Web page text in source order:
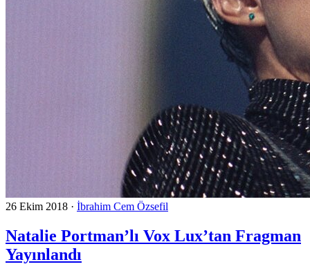
26 Ekim 2018 · İbrahim Cem Özsefil
Natalie Portman’lı Vox Lux’tan Fragman
Yayınlandı